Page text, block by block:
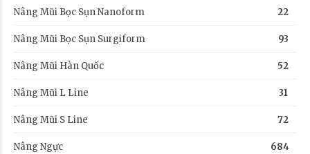
Nâng Mũi Bọc Sụn Nanoform 22
Nâng Mũi Bọc Sụn Surgiform 93
Nâng Mũi Hàn Quốc 52
Nâng Mũi L Line 31
Nâng Mũi S Line 72
Nâng Ngực 684